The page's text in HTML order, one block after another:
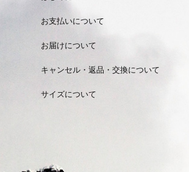
お支払いについて
お届けについて
キャンセル・返品・交換について
サイズについて